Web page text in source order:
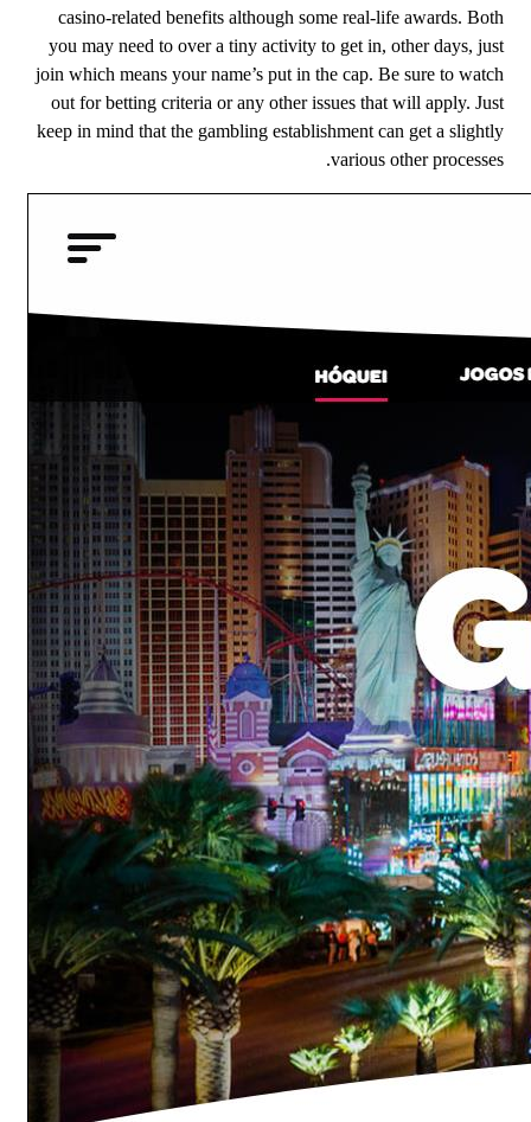
casino-related benefits although some real-life awards. Both
you may need to over a tiny activity to get in, other days, just
join which means your name’s put in the cap. Be sure to watch
out for betting criteria or any other issues that will apply. Just
keep in mind that the gambling establishment can get a slightly
various other processes.